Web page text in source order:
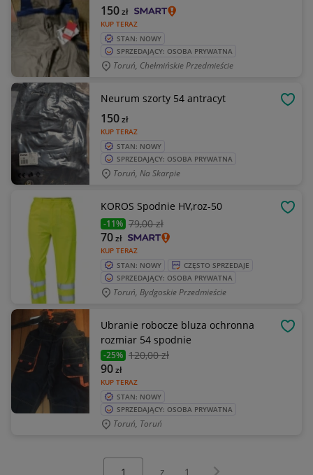
KUP TERAZ
150zł
STAN: NOWY
SPRZEDAJĄCY: OSOBA PRYWATNA
Toruń, Chełmińskie Przedmieście
Neurum szorty 54 antracyt
KUP TERAZ
150zł
STAN: NOWY
SPRZEDAJĄCY: OSOBA PRYWATNA
Toruń, Na Skarpie
KOROS Spodnie HV,roz-50
-11% 79,00 zł
KUP TERAZ
70zł
STAN: NOWY
CZĘSTO SPRZEDAJE
SPRZEDAJĄCY: OSOBA PRYWATNA
Toruń, Bydgoskie Przedmieście
Ubranie robocze bluza ochronna
rozmiar 54 spodnie
-25% 120,00 zł
KUP TERAZ
90zł
STAN: NOWY
SPRZEDAJĄCY: OSOBA PRYWATNA
Toruń, Toruń
z 1 Następna strona